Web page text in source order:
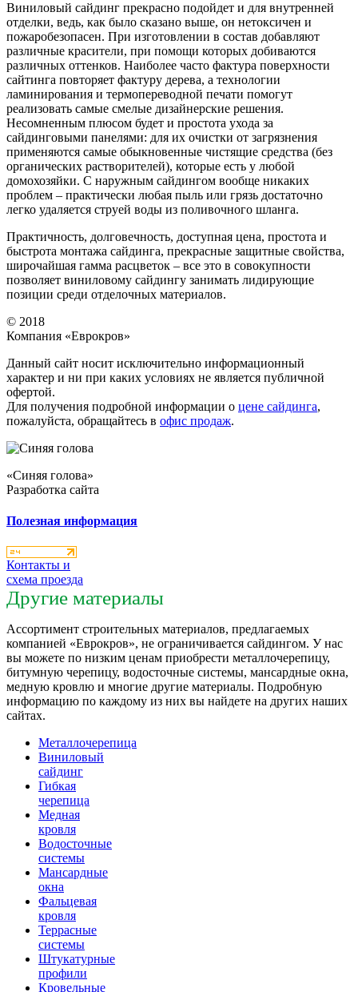
Виниловый сайдинг прекрасно подойдет и для внутренней
отделки, ведь, как было сказано выше, он нетоксичен и
пожаробезопасен. При изготовлении в состав добавляют
различные красители, при помощи которых добиваются
различных оттенков. Наиболее часто фактура поверхности
сайтинга повторяет фактуру дерева, а технологии
ламинирования и термопереводной печати помогут
реализовать самые смелые дизайнерские решения.
Несомненным плюсом будет и простота ухода за
сайдинговыми панелями: для их очистки от загрязнения
применяются самые обыкновенные чистящие средства (без
органических растворителей), которые есть у любой
домохозяйки. С наружным сайдингом вообще никаких
проблем – практически любая пыль или грязь достаточно
легко удаляется струей воды из поливочного шланга.
Практичность, долговечность, доступная цена, простота и
быстрота монтажа сайдинга, прекрасные защитные свойства,
широчайшая гамма расцветок – все это в совокупности
позволяет виниловому сайдингу занимать лидирующие
позиции среди отделочных материалов.
© 2018
Компания «Еврокров»
Данный сайт носит исключительно информационный
характер и ни при каких условиях не является публичной
офертой.
Для получения подробной информации о цене сайдинга,
пожалуйста, обращайтесь в офис продаж.
«Синяя голова»
Разработка сайта
Полезная информация
Контакты и
схема проезда
Другие материалы
Ассортимент строительных материалов, предлагаемых
компанией «Еврокров», не ограничивается сайдингом. У нас
вы можете по низким ценам приобрести металлочерепицу,
битумную черепицу, водосточные системы, мансардные окна,
медную кровлю и многие другие материалы. Подробную
информацию по каждому из них вы найдете на других наших
сайтах.
Металлочерепица
Виниловый
сайдинг
Гибкая
черепица
Медная
кровля
Водосточные
системы
Мансардные
окна
Фальцевая
кровля
Террасные
системы
Штукатурные
профили
Кровельные